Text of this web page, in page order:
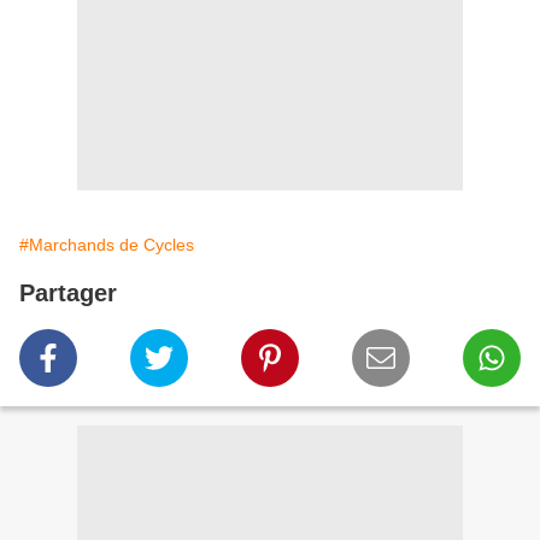
#Marchands de Cycles
Partager